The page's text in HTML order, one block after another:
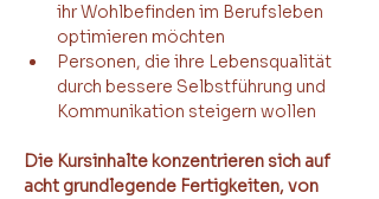
ihr Wohlbefinden im Berufsleben
optimieren möchten
Personen, die ihre Lebensqualität
durch bessere Selbstführung und
Kommunikation steigern wollen
Die Kursinhalte konzentrieren sich auf
acht grundlegende Fertigkeiten, von